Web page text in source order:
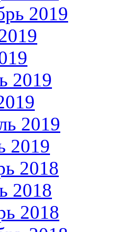
2019
2019
2019
2019
2018
2018
2018